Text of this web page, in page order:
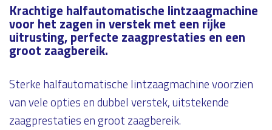
Krachtige halfautomatische lintzaagmachine
voor het zagen in verstek met een rijke
uitrusting, perfecte zaagprestaties en een
groot zaagbereik.
Sterke halfautomatische lintzaagmachine voorzien
van vele opties en dubbel verstek, uitstekende
zaagprestaties en groot zaagbereik.